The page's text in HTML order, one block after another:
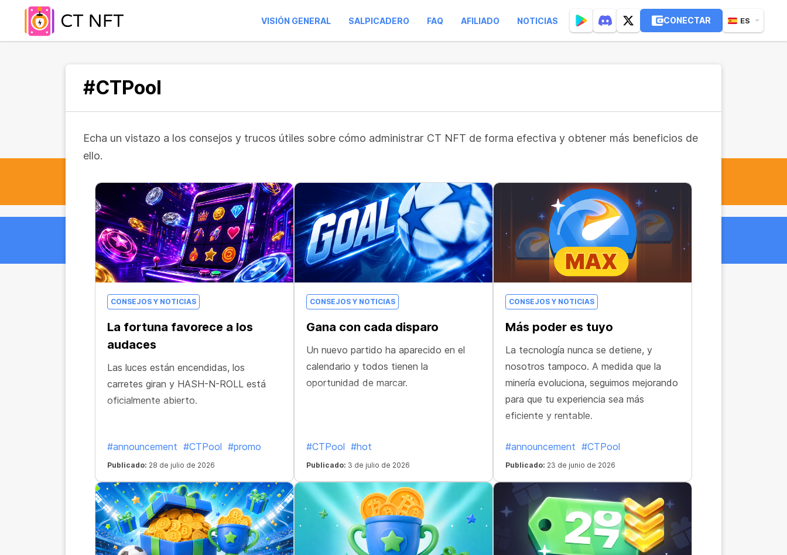
VISIÓN GENERAL SALPICADERO FAQ AFILIADO NOTICIAS CONECTAR ES
#CTPool
Echa un vistazo a los consejos y trucos útiles sobre cómo administrar CT NFT de forma efectiva y obtener más beneficios de
ello.
CONSEJOS Y NOTICIAS
La fortuna favorece a los
audaces
Las luces están encendidas, los
carretes giran y HASH-N-ROLL está
oficialmente abierto.
#announcement #CTPool #promo
Publicado: 28 de julio de 2026
CONSEJOS Y NOTICIAS
Gana con cada disparo
Un nuevo partido ha aparecido en el
calendario y todos tienen la
oportunidad de marcar.
#CTPool #hot
Publicado: 3 de julio de 2026
CONSEJOS Y NOTICIAS
Más poder es tuyo
La tecnología nunca se detiene, y
nosotros tampoco. A medida que la
minería evoluciona, seguimos mejorando
para que tu experiencia sea más
eficiente y rentable.
#announcement #CTPool
Publicado: 23 de junio de 2026